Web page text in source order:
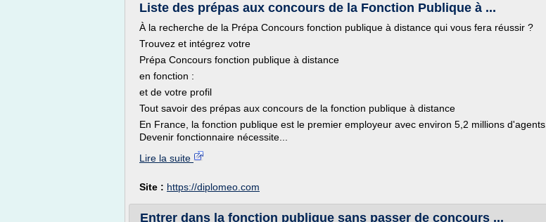
Liste des prépas aux concours de la Fonction Publique à ...
À la recherche de la Prépa Concours fonction publique à distance qui vous fera réussir ?
Trouvez et intégrez votre
Prépa Concours fonction publique à distance
en fonction :
et de votre profil
Tout savoir des prépas aux concours de la fonction publique à distance
En France, la fonction publique est le premier employeur avec environ 5,2 millions d'agents.
Devenir fonctionnaire nécessite...
Lire la suite
Site : https://diplomeo.com
Entrer dans la fonction publique sans passer de concours ...